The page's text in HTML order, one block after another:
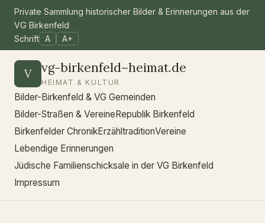
Private Sammlung historischer Bilder & Erinnerungen aus der
VG Birkenfeld
Schrift A A+
V vg-birkenfeld–heimat.de
HEIMAT & KULTUR
Bilder-Birkenfeld & VG Gemeinden
Bilder-Straßen & VereineRepublik Birkenfeld
Birkenfelder ChronikErzähltraditionVereine
Lebendige Erinnerungen
Jüdische Familienschicksale in der VG Birkenfeld
Impressum